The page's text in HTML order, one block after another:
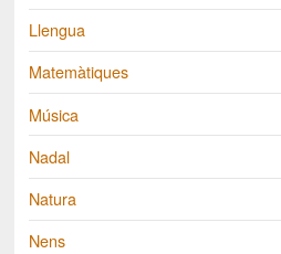
Llengua
Matemàtiques
Música
Nadal
Natura
Nens